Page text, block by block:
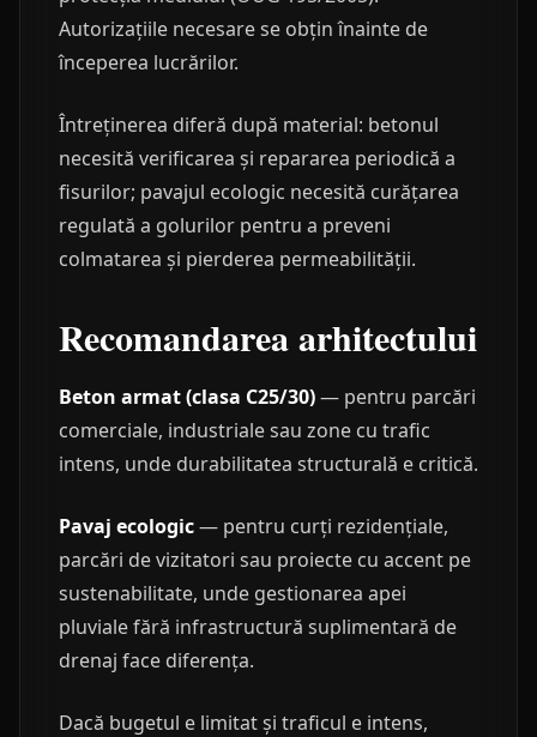
Autorizațiile necesare se obțin înainte de
începerea lucrărilor.
Întreținerea diferă după material: betonul
necesită verificarea și repararea periodică a
fisurilor; pavajul ecologic necesită curățarea
regulată a golurilor pentru a preveni
colmatarea și pierderea permeabilității.
Recomandarea arhitectului
Beton armat (clasa C25/30)— pentru parcări
comerciale, industriale sau zone cu trafic
intens, unde durabilitatea structurală e critică.
Pavaj ecologic— pentru curți rezidențiale,
parcări de vizitatori sau proiecte cu accent pe
sustenabilitate, unde gestionarea apei
pluviale fără infrastructură suplimentară de
drenaj face diferența.
Dacă bugetul e limitat și traficul e intens,